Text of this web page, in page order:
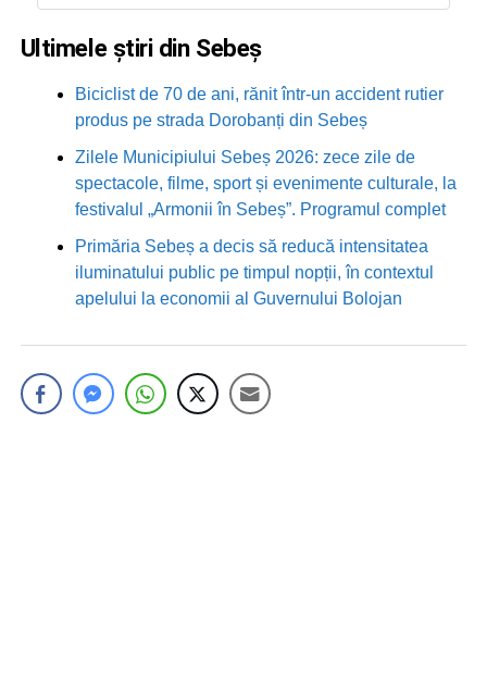
Ultimele știri din Sebeș
Biciclist de 70 de ani, rănit într-un accident rutier
produs pe strada Dorobanți din Sebeș
Zilele Municipiului Sebeș 2026: zece zile de
spectacole, filme, sport și evenimente culturale, la
festivalul „Armonii în Sebeș”. Programul complet
Primăria Sebeș a decis să reducă intensitatea
iluminatului public pe timpul nopții, în contextul
apelului la economii al Guvernului Bolojan